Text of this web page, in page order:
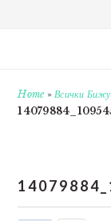
Home»Всички